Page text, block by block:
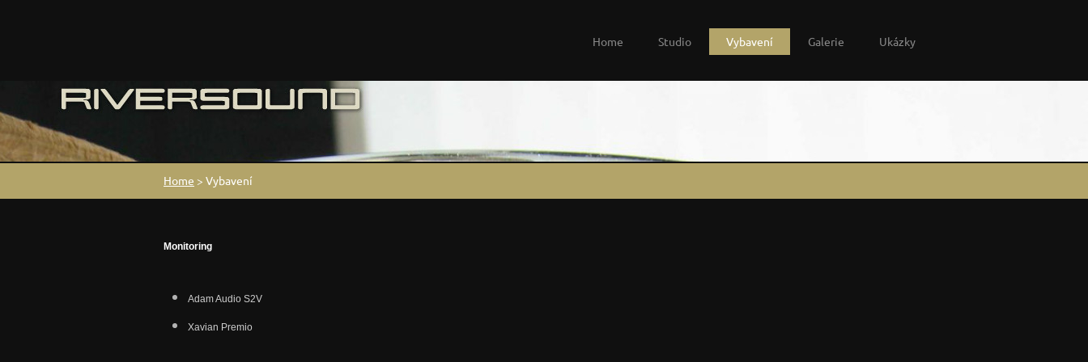
Home Studio Vybavení Galerie Ukázky
Home > Vybavení
Monitoring
Adam Audio S2V
Xavian Premio